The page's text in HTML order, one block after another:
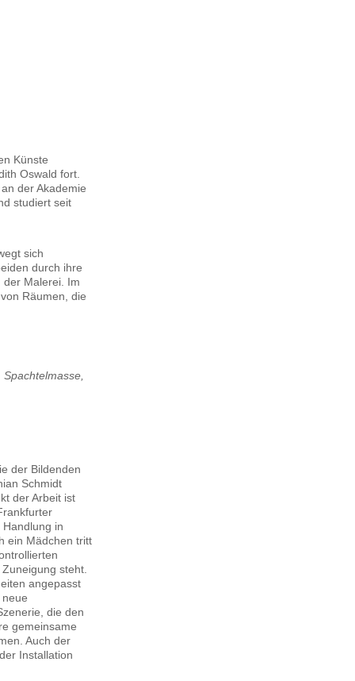
Künste
Oswald fort.
der Akademie
studiert seit
sich
durch ihre
der Malerei. Im
Räumen, die
Spachtelmasse,
der Bildenden
Schmidt
der Arbeit ist
in
ein Mädchen tritt
steht.
angepasst
die den
gemeinsame
Auch der
Installation